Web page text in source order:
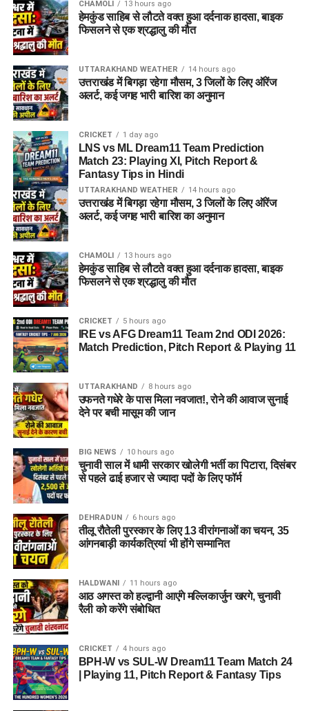
CHAMOLI 13 hours ago
हेमकुंड साहिब से लौटते वक्त हुआ दर्दनाक हादसा, बाइक
फिसलने से एक श्रद्धालु की मौत
UTTARAKHAND WEATHER 14 hours ago
उत्तराखंड में बिगड़ा रहेगा मौसम, 3 जिलों के लिए ऑरेंज
अलर्ट, कई जगह भारी बारिश का अनुमान
CRICKET 1 day ago
LNS vs ML Dream11 Team Prediction
Match 23: Playing XI, Pitch Report &
Fantasy Tips in Hindi
UTTARAKHAND WEATHER 14 hours ago
उत्तराखंड में बिगड़ा रहेगा मौसम, 3 जिलों के लिए ऑरेंज
अलर्ट, कई जगह भारी बारिश का अनुमान
CHAMOLI 13 hours ago
हेमकुंड साहिब से लौटते वक्त हुआ दर्दनाक हादसा, बाइक
फिसलने से एक श्रद्धालु की मौत
CRICKET 5 hours ago
IRE vs AFG Dream11 Team 2nd ODI 2026:
Match Prediction, Pitch Report & Playing 11
UTTARAKHAND 8 hours ago
उफनते गधेरे के पास मिला नवजात!, रोने की आवाज सुनाई
देने पर बची मासूम की जान
BIG NEWS 10 hours ago
चुनावी साल में धामी सरकार खोलेगी भर्ती का पिटारा, दिसंबर
से पहले ढाई हजार से ज्यादा पदों के लिए फॉर्म
DEHRADUN 6 hours ago
तीलू रौतेली पुरस्कार के लिए 13 वीरांगनाओं का चयन, 35
आंगनबाड़ी कार्यकत्रियां भी होंगे सम्मानित
HALDWANI 11 hours ago
आठ अगस्त को हल्द्वानी आएंगे मल्लिकार्जुन खरगे, चुनावी
रैली को करेंगे संबोधित
CRICKET 4 hours ago
BPH-W vs SUL-W Dream11 Team Match 24
| Playing 11, Pitch Report & Fantasy Tips